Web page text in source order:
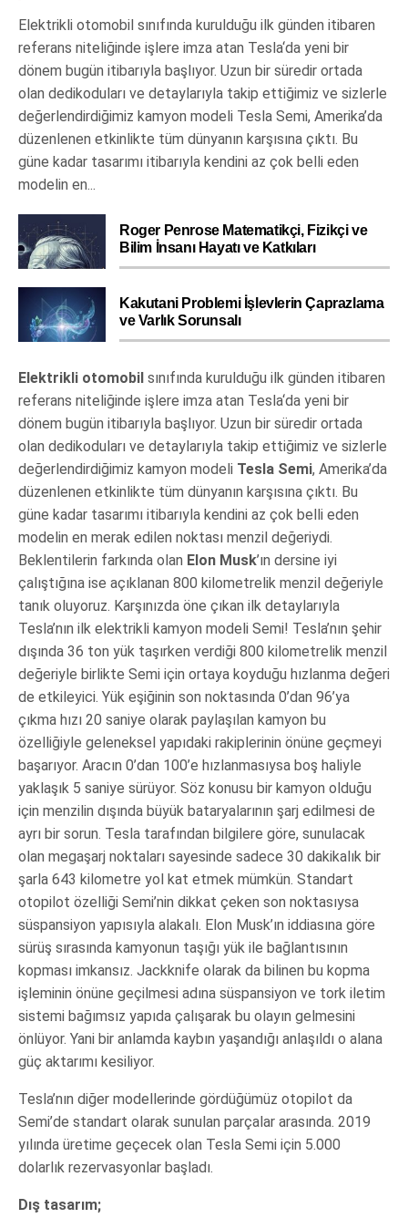
Elektrikli otomobil sınıfında kurulduğu ilk günden itibaren
referans niteliğinde işlere imza atan Tesla‘da yeni bir
dönem bugün itibarıyla başlıyor. Uzun bir süredir ortada
olan dedikoduları ve detaylarıyla takip ettiğimiz ve sizlerle
değerlendirdiğimiz kamyon modeli Tesla Semi, Amerika’da
düzenlenen etkinlikte tüm dünyanın karşısına çıktı. Bu
güne kadar tasarımı itibarıyla kendini az çok belli eden
modelin en...
Roger Penrose Matematikçi, Fizikçi ve
Bilim İnsanı Hayatı ve Katkıları
Kakutani Problemi İşlevlerin Çaprazlama
ve Varlık Sorunsalı
Elektrikli otomobil sınıfında kurulduğu ilk günden itibaren
referans niteliğinde işlere imza atan Tesla‘da yeni bir
dönem bugün itibarıyla başlıyor. Uzun bir süredir ortada
olan dedikoduları ve detaylarıyla takip ettiğimiz ve sizlerle
değerlendirdiğimiz kamyon modeli Tesla Semi, Amerika’da
düzenlenen etkinlikte tüm dünyanın karşısına çıktı. Bu
güne kadar tasarımı itibarıyla kendini az çok belli eden
modelin en merak edilen noktası menzil değeriydi.
Beklentilerin farkında olan Elon Musk’ın dersine iyi
çalıştığına ise açıklanan 800 kilometrelik menzil değeriyle
tanık oluyoruz. Karşınızda öne çıkan ilk detaylarıyla
Tesla’nın ilk elektrikli kamyon modeli Semi! Tesla’nın şehir
dışında 36 ton yük taşırken verdiği 800 kilometrelik menzil
değeriyle birlikte Semi için ortaya koyduğu hızlanma değeri
de etkileyici. Yük eşiğinin son noktasında 0’dan 96’ya
çıkma hızı 20 saniye olarak paylaşılan kamyon bu
özelliğiyle geleneksel yapıdaki rakiplerinin önüne geçmeyi
başarıyor. Aracın 0’dan 100’e hızlanmasıysa boş haliyle
yaklaşık 5 saniye sürüyor. Söz konusu bir kamyon olduğu
için menzilin dışında büyük bataryalarının şarj edilmesi de
ayrı bir sorun. Tesla tarafından bilgilere göre, sunulacak
olan megaşarj noktaları sayesinde sadece 30 dakikalık bir
şarla 643 kilometre yol kat etmek mümkün. Standart
otopilot özelliği Semi’nin dikkat çeken son noktasıysa
süspansiyon yapısıyla alakalı. Elon Musk’ın iddiasına göre
sürüş sırasında kamyonun taşığı yük ile bağlantısının
kopması imkansız. Jackknife olarak da bilinen bu kopma
işleminin önüne geçilmesi adına süspansiyon ve tork iletim
sistemi bağımsız yapıda çalışarak bu olayın gelmesini
önlüyor. Yani bir anlamda kaybın yaşandığı anlaşıldı o alana
güç aktarımı kesiliyor.
Tesla’nın diğer modellerinde gördüğümüz otopilot da
Semi’de standart olarak sunulan parçalar arasında. 2019
yılında üretime geçecek olan Tesla Semi için 5.000
dolarlık rezervasyonlar başladı.
Dış tasarım;